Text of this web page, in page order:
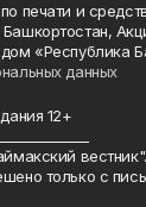
печати и
«Республика
данных
12+
только с